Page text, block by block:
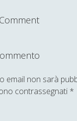
email non sarà
contrassegnati *